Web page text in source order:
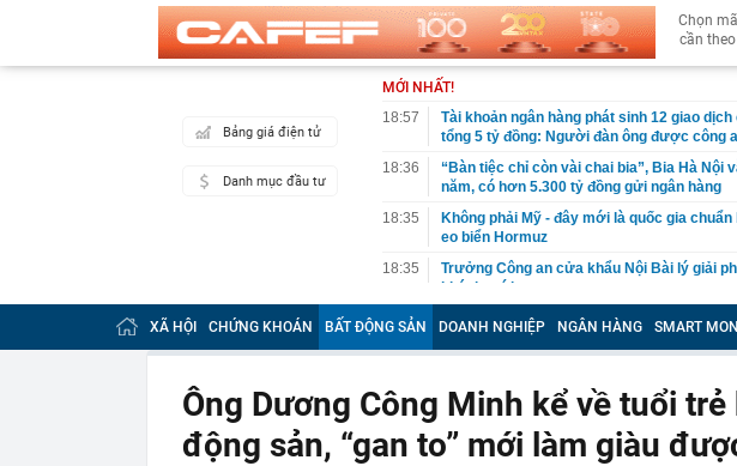
Chọn
cần
Bảng giá điện tử
Danh mục đầu tư
MỚI NHẤT!
18:57
Tài khoản ngân hàng phát sinh 12 giao
tổng 5 tỷ đồng: Người đàn ông được công
18:36
“Bàn tiệc chỉ còn vài chai bia”, Bia Hà Nội
năm, có hơn 5.300 tỷ đồng gửi ngân hàng
18:35
Không phải Mỹ - đây mới là quốc gia
eo biển Hormuz
18:35
Trưởng Công an cửa khẩu Nội Bài lý giải
khách mới
18:30
Xuất hiện diễn biến mới xung quanh dự án
USD do Trung Quốc đầu tư: Khoản nợ
18:27
Sao nữ mất 2,7 tỷ vì đầu tư chứng khoán,
sống dựa vào bố mẹ
18:26
Bất ngờ: Huấn Hoa Hồng từng là Chủ tịch
XÃ HỘI CHỨNG KHOÁN BẤT ĐỘNG SẢN DOANH NGHIỆP NGÂN HÀNG SMART
Ông Dương Công Minh kể về tuổi
động sản, “gan to” mới làm giàu